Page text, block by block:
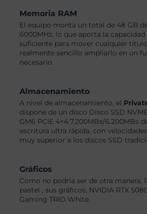
Memoria RAM
El equipo monta un total de 48 GB
6000MHz, lo que aporta la
suficiente para mover cualquier
realmente sencillo ampliarlo en un
necesario.
Almacenamiento
A nivel de almacenamiento, el
dispone de un disco Disco SSD
GM6 PCIE 4×4 7.200MBs/6.200MBs
escritura ultra rápida, con
muy superior a los discos SSD
Gráficos
Como no podría ser de otra manera,
pastel , sus gráficos, NVIDIA RTX
Gaming TRIO White.